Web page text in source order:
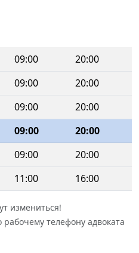
09:00
20:00
09:00
20:00
09:00
20:00
09:00
20:00
09:00
20:00
11:00 16:00
измениться!
телефону адвоката